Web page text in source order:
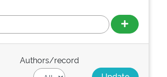
Authors/record